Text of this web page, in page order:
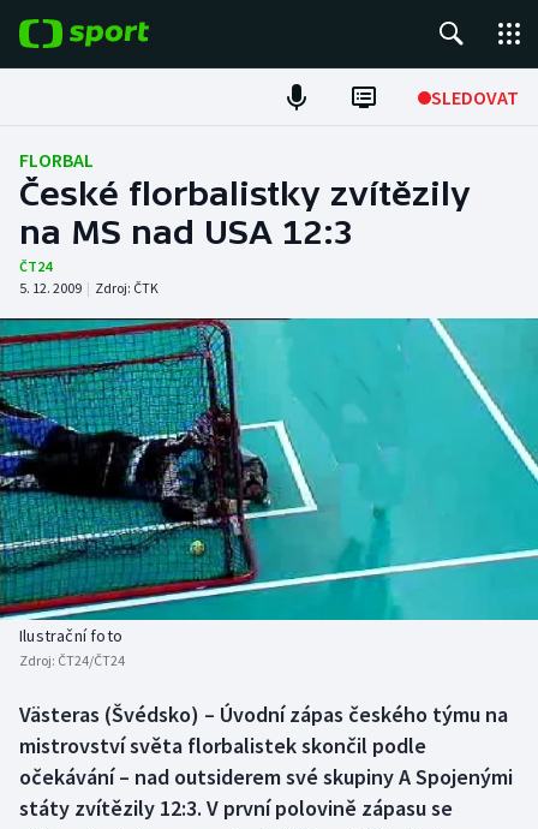
SLEDOVAT
Fotbal
Hokej
Tenis
Atletika
Cyklistika
DALŠÍ SPORTY
Americký fotbal
Baseball a softbal
Basketbal
Biatlon
Boby a skeleton
Box
NEPŘEHLÉDNĚTE
Soutěže
Historické návraty
Aplikace ČT sport
AZ kvíz
FLORBAL
České florbalistky zvítězily
na MS nad USA 12:3
ČT24
5. 12. 2009 | Zdroj: ČTK
Ilustrační foto
Zdroj: ČT24/ČT24
Västeras (Švédsko) – Úvodní zápas českého týmu na
mistrovství světa florbalistek skončil podle
očekávání – nad outsiderem své skupiny A Spojenými
státy zvítězily 12:3. V první polovině zápasu se